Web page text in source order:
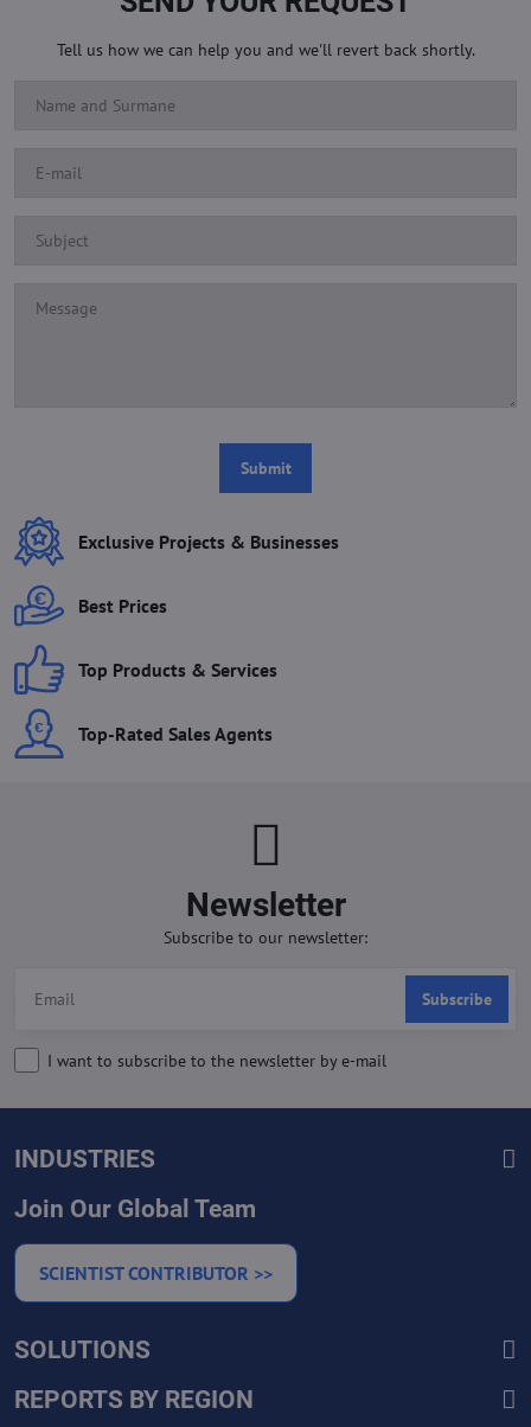
Tell us how we can help you and we'll revert back shortly.
Submit
Exclusive Projects & Businesses
Best Prices
Top Products & Services
Top-Rated Sales Agents
Newsletter
Subscribe to our newsletter:
Subscribe
I want to subscribe to the newsletter by e-mail
INDUSTRIES
Join Our Global Team
SCIENTIST CONTRIBUTOR >>
SOLUTIONS
REPORTS BY REGION